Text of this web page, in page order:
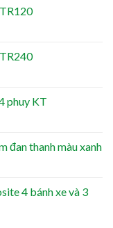
phuy KT
đan thanh màu xanh
4 bánh xe và 3